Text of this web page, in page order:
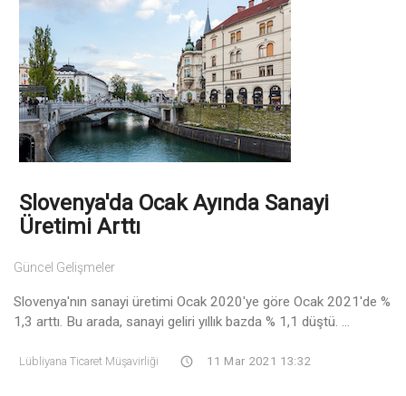
Slovenya'da Ocak Ayında Sanayi
Üretimi Arttı
Güncel Gelişmeler
Slovenya'nın sanayi üretimi Ocak 2020'ye göre Ocak 2021'de %
1,3 arttı. Bu arada, sanayi geliri yıllık bazda % 1,1 düştü. ...
Lübliyana Ticaret Müşavirliği 11 Mar 2021 13:32